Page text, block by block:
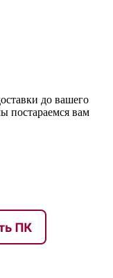
до вашего
постараемся вам